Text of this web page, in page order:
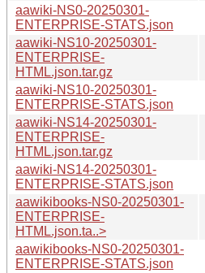
aawiki-NS0-20250301-
ENTERPRISE-STATS.json
aawiki-NS10-20250301-
ENTERPRISE-
HTML.json.tar.gz
aawiki-NS10-20250301-
ENTERPRISE-STATS.json
aawiki-NS14-20250301-
ENTERPRISE-
HTML.json.tar.gz
aawiki-NS14-20250301-
ENTERPRISE-STATS.json
aawikibooks-NS0-20250301-
ENTERPRISE-
HTML.json.ta..>
aawikibooks-NS0-20250301-
ENTERPRISE-STATS.json